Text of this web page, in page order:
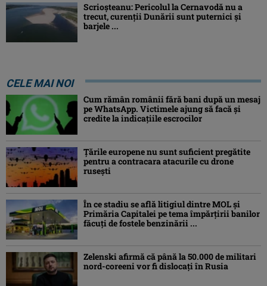
Scrioșteanu: Pericolul la Cernavodă nu a
trecut, curenţii Dunării sunt puternici şi
barjele ...
CELE MAI NOI
Cum rămân românii fără bani după un mesaj
pe WhatsApp. Victimele ajung să facă și
credite la indicațiile escrocilor
Ţările europene nu sunt suficient pregătite
pentru a contracara atacurile cu drone
ruseşti
În ce stadiu se află litigiul dintre MOL și
Primăria Capitalei pe tema împărțirii banilor
făcuți de fostele benzinării ...
Zelenski afirmă că până la 50.000 de militari
nord-coreeni vor fi dislocaţi în Rusia